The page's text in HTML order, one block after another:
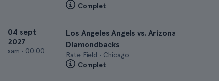
Complet
04 sept
2027
sam • 00:00
Los Angeles Angels vs. Arizona
Diamondbacks
Rate Field • Chicago
Complet